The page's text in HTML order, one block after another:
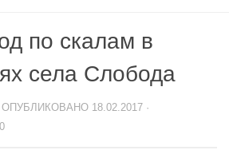
по скалам в
села Слобода
ОПУБЛИКОВАНО 18.02.2017 ·